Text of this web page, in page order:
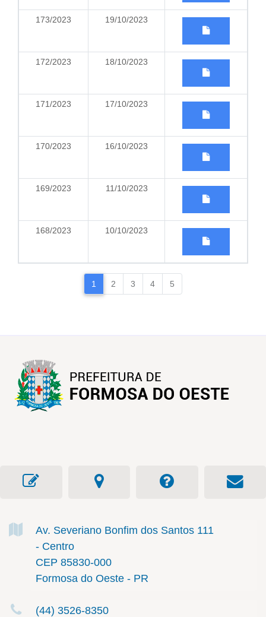
173/2023 19/10/2023
172/2023 18/10/2023
171/2023 17/10/2023
170/2023 16/10/2023
169/2023 11/10/2023
168/2023 10/10/2023
1 2 3 4 5
Av. Severiano Bonfim dos Santos 111
- Centro
CEP 85830-000
Formosa do Oeste - PR
(44) 3526-8350